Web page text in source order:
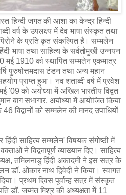
हिन्दी जगत की आशा का केन्द्र हिन्दी
वर्ष के उपलक्ष्य में देव भाषा संस्कृत तथा
पिरोने के प्रति कृत संकल्पित है। सम्मलेन
भाषा तथा साहित्य के सर्वतोमुखी उन्नयन
मई 1910 को स्थापित सम्मलेन एकमात्र
पुरुषोत्तमदास टंडन तथा अन्य महान
प्राप्त हुआ। नव शताब्दी वर्ष में प्रवेश
को अयोध्या में अखिल भारतीय विद्वत
बाग सभागार, अयोध्या में आयोजित किया
विद्वानों को सम्मलेन की मानद उपाधियों
हिंदी साहित्य सम्मलेन' विषयक संगोष्ठी में
ने विद्वतापूर्ण व्याख्यान दिए। साहित्य
तमिलनाडु हिंदी अकादमी ने इस सत्र के
डॉ. ओंकार नाथ द्विवेदी ने किया। स्वागत
दिया। प्रथम दिवस पूर्वान्ह सत्र में संस्कृत
डॉ. जय्मंत मिश्र की अध्यक्षता में 11